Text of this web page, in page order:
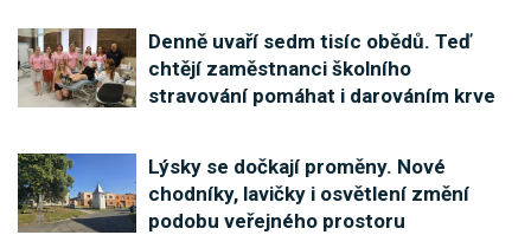
Denně uvaří sedm tisíc obědů. Teď
chtějí zaměstnanci školního
stravování pomáhat i darováním krve
Lýsky se dočkají proměny. Nové
chodníky, lavičky i osvětlení změní
podobu veřejného prostoru